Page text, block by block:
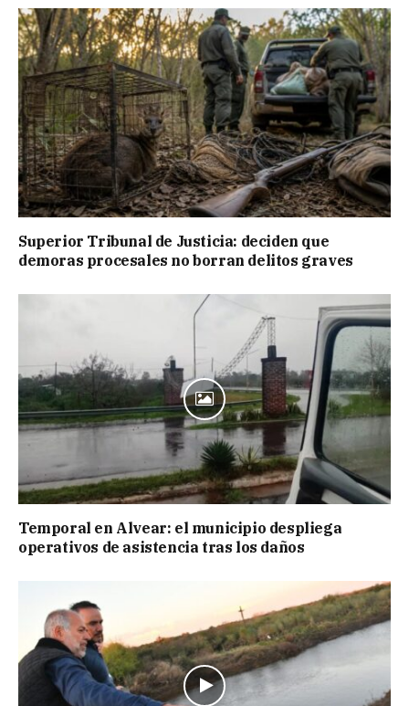
Superior Tribunal de Justicia: deciden que
demoras procesales no borran delitos graves
Temporal en Alvear: el municipio despliega
operativos de asistencia tras los daños